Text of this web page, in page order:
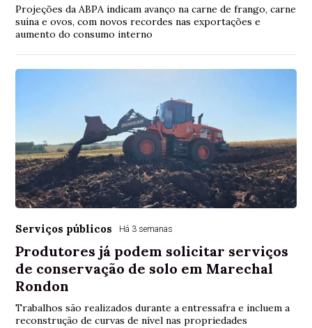
Projeções da ABPA indicam avanço na carne de frango, carne
suína e ovos, com novos recordes nas exportações e
aumento do consumo interno
Serviços públicos Há 3 semanas
Produtores já podem solicitar serviços
de conservação de solo em Marechal
Rondon
Trabalhos são realizados durante a entressafra e incluem a
reconstrução de curvas de nível nas propriedades